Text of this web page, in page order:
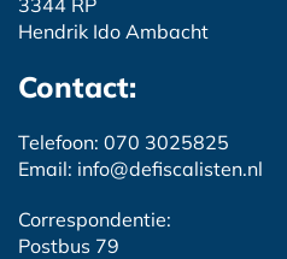
3344 RP
Hendrik Ido Ambacht
Contact:
Telefoon: 070 3025825
Email: info@defiscalisten.nl
Correspondentie:
Postbus 79